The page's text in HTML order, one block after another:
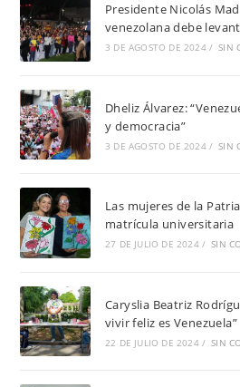
Presidente Nicolás
venezolana debe
3 DE AGOSTO DE 2024 / SIN
Dheliz Álvarez:
y democracia”
3 DE AGOSTO DE 2024 / SIN
Las mujeres de la
matrícula universitaria
27 DE JULIO DE 2024 / SIN
Caryslia Beatriz
vivir feliz es Venezuela”
22 DE JULIO DE 2024 / SIN